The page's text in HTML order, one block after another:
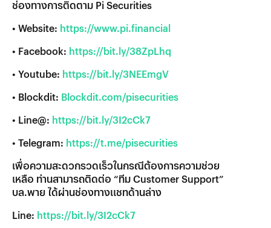
ช่องทางการติดตาม Pi Securities
• Website: https://www.pi.financial
• Facebook: https://bit.ly/38ZpLhq
• Youtube: https://bit.ly/3NEEmgV
• Blockdit: Blockdit.com/pisecurities
• Line@: https://bit.ly/3I2cCk7
• Telegram: https://t.me/pisecurities
เพื่อความสะดวกรวดเร็วในกรณีต้องการความช่วย
เหลือ ท่านสามารถติดต่อ “ทีม Customer Support”
บล.พาย ได้ผ่านช่องทางแชทด้านล่าง
Line: https://bit.ly/3I2cCk7